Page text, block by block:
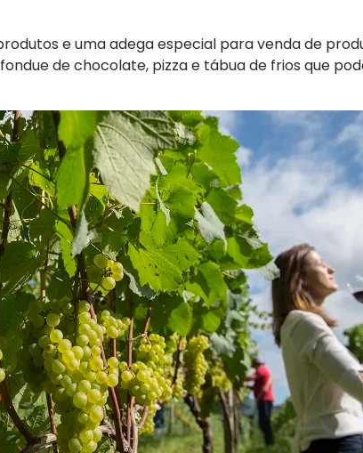
e uma adega especial para venda de
de chocolate, pizza e tábua de frios que